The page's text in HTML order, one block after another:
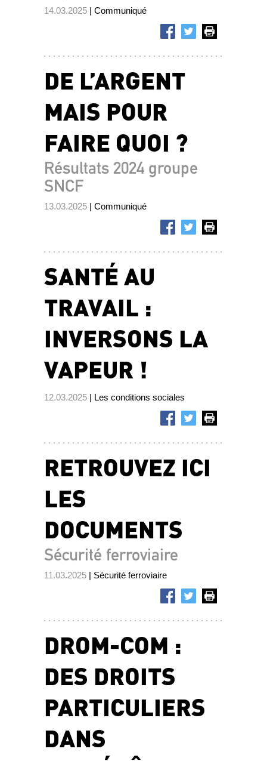
14.03.2025 | Communiqué
DE L’ARGENT
MAIS POUR
FAIRE QUOI ?
Résultats 2024 groupe
SNCF
13.03.2025 | Communiqué
SANTÉ AU
TRAVAIL :
INVERSONS LA
VAPEUR !
12.03.2025 | Les conditions sociales
RETROUVEZ ICI
LES
DOCUMENTS
Sécurité ferroviaire
11.03.2025 | Sécurité ferroviaire
DROM-COM :
DES DROITS
PARTICULIERS
DANS